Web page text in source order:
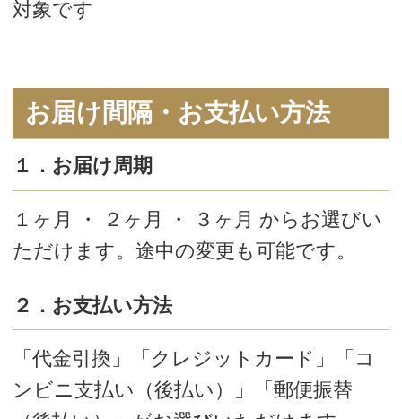
たり、休止したりできます。
Sayお客様センターまでご連絡下さいま
TEL：0120-288-653 受付時間 9:00～
11:15/12:00～16:00（日曜・祝日はお休
Mail：support@saysay.online
※年末年始等お休みをいただくことがありま
す。あらかじめご了承ください。
２．お届け日を変更したいわ
合わせて変更も可能です。
Sayお客様センターまでご連絡下さい。